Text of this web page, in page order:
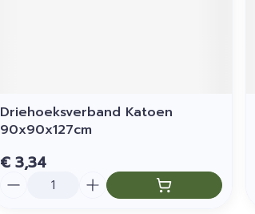
Driehoeksverband Katoen
90x90x127cm
€ 3,34